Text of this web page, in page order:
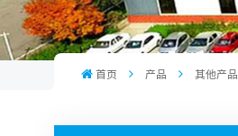
首页 产品 其他产品